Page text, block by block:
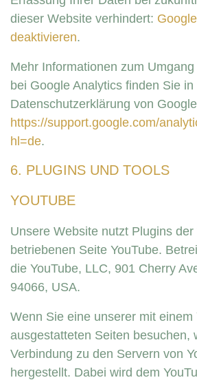
dieser Website verhindert:
deaktivieren.
Mehr Informationen zum
bei Google Analytics finden Sie in
Datenschutzerklärung von
https://support.google.com/
hl=de.
6. PLUGINS UND TOOLS
YOUTUBE
Unsere Website nutzt Plugins
betriebenen Seite YouTube.
die YouTube, LLC, 901 Cherry
94066, USA.
Wenn Sie eine unserer mit einem
ausgestatteten Seiten besuchen,
Verbindung zu den Servern von
hergestellt. Dabei wird dem